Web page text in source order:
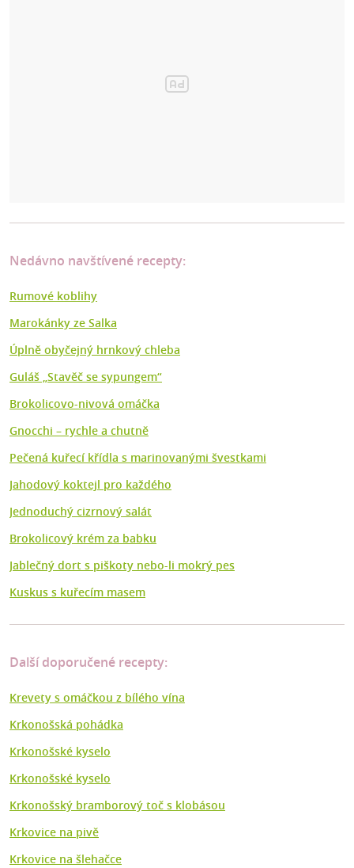
Nedávno navštívené recepty:
Rumové koblihy
Marokánky ze Salka
Úplně obyčejný hrnkový chleba
Guláš „Stavěč se sypungem“
Brokolicovo-nivová omáčka
Gnocchi – rychle a chutně
Pečená kuřecí křídla s marinovanými švestkami
Jahodový koktejl pro každého
Jednoduchý cizrnový salát
Brokolicový krém za babku
Jablečný dort s piškoty nebo-li mokrý pes
Kuskus s kuřecím masem
Další doporučené recepty:
Krevety s omáčkou z bílého vína
Krkonošská pohádka
Krkonošské kyselo
Krkonošské kyselo
Krkonošský bramborový toč s klobásou
Krkovice na pivě
Krkovice na šlehačce